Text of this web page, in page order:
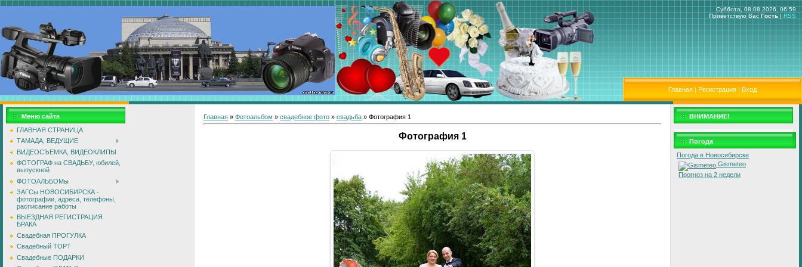
Суббота, 08.08.2026, 06:59
Приветствую Вас Гость | RSS
Главная | Регистрация | Вход
Меню сайта
ГЛАВНАЯ СТРАНИЦА
ТАМАДА, ВЕДУЩИЕ
ВИДЕОСЪЕМКА, ВИДЕОКЛИПЫ
ФОТОГРАФ на СВАДЬБУ, юбилей,
выпускной
ФОТОАЛЬБОМы
ЗАГСы НОВОСИБИРСКА -
фотографии, адреса, телефоны,
расписание работы
ВЫЕЗДНАЯ РЕГИСТРАЦИЯ
БРАКА
Свадебная ПРОГУЛКА
Свадебный ТОРТ
Свадебные ПОДАРКИ
Главная » Фотоальбом » свадебное фото » свадьба » Фотография 1
Фотография 1
ВНИМАНИЕ!
Погода
Погода в Новосибирске
Gismeteo
Прогноз на 2 недели